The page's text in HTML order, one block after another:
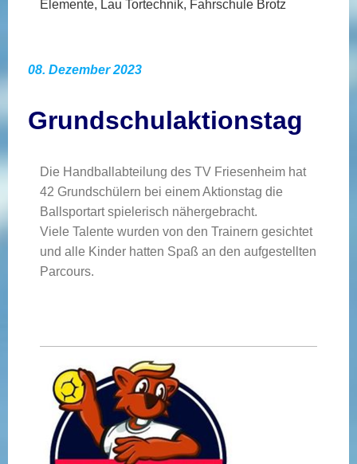
Elemente, Lau Tortechnik, Fahrschule Brotz
08. Dezember 2023
Grundschulaktionstag
Die Handballabteilung des TV Friesenheim hat
42 Grundschülern bei einem Aktionstag die
Ballsportart spielerisch nähergebracht.
Viele Talente wurden von den Trainern gesichtet
und alle Kinder hatten Spaß an den aufgestellten
Parcours.